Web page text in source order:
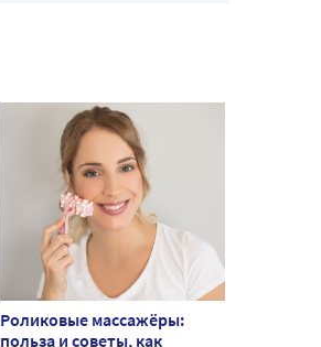
Роликовые массажёры:
польза и советы, как